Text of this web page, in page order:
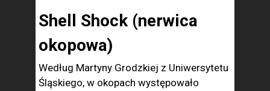
Shell Shock (nerwica
okopowa)
Według Martyny Grodzkiej z Uniwersytetu
Śląskiego, w okopach występowało